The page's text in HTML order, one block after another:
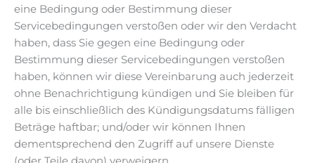
eine Bedingung oder Bestimmung dieser
Servicebedingungen verstoßen oder wir den Verdacht
haben, dass Sie gegen eine Bedingung oder
Bestimmung dieser Servicebedingungen verstoßen
haben, können wir diese Vereinbarung auch jederzeit
ohne Benachrichtigung kündigen und Sie bleiben für
alle bis einschließlich des Kündigungsdatums fälligen
Beträge haftbar; und/oder wir können Ihnen
dementsprechend den Zugriff auf unsere Dienste